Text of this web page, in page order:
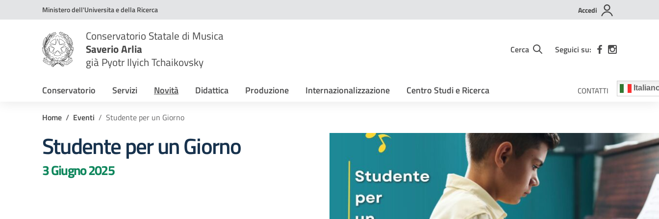
Vai ai contenuti
Vai al menu di navigazioneMinistero dell'Universita e della Ricerca Accedi
Conservatorio Statale di Musica
Saverio Arlia
già Pyotr Ilyich Tchaikovsky
Cerca Seguici su:
Conservatorio Servizi Novità Didattica Produzione Internazionalizzazione Centro Studi e Ricerca CONTATTI
Home Eventi Studente per un Giorno
Studente per un Giorno
3 Giugno 2025